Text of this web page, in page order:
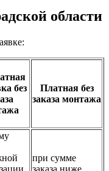
области
без
Платная без
заказа монтажа
при сумме
заказа ниже